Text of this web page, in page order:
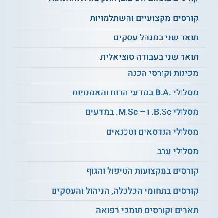
עד 90% מימון בשכר הלימוד הבסיסי.
קראו עללימודי טכנאי
נושאי לימוד
הגברה.
מכונות הקלטה.
תוכנת ProTools .
מכשיר עיבוד צליל.
פרוגרמינג וסינתזה.
מיקרופונים ורמקולים.
ז'אנרים וכלים מוזיקליים.
קול לתמונה – הקלטות שטח.
ועוד.
קורסים מקצועיים והשתלמויות
תואר שני במנהל עסקים
תואר שני בעבודה סוציאלית
מכינות וקורסי הכנה
מסלולי .B.A במדעי הרוח והאמנויות
מסלולי B.Sc. ו – M.Sc. במדעים
מסלולי הנדסאים וטכנאים
מסלולי ערב
קורסים במקצועות הטיפול והגוף
קורסים בתחומי הכלכלה, הניהול והעסקים
תארים וקורסים תומכי רפואה